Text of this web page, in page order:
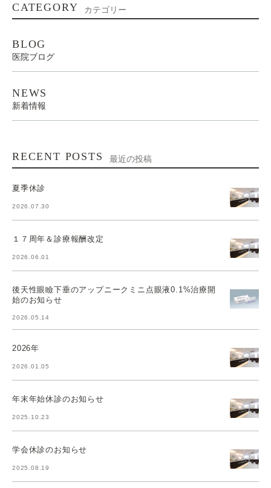
CATEGORY カテゴリー
BLOG
医院ブログ
NEWS
新着情報
RECENT POSTS 最近の投稿
夏季休診
2026.07.30
１７周年＆診療報酬改定
2026.06.01
後天性眼瞼下垂のアップニークミニ点眼液0.1%治療開
始のお知らせ
2026.05.14
2026年
2026.01.05
年末年始休診のお知らせ
2025.10.23
学会休診のお知らせ
2025.08.19